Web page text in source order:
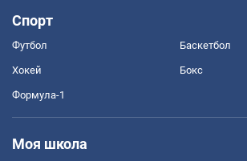
Спорт
Футбол Баскетбол
Хокей Бокс
Формула-1
Моя школа